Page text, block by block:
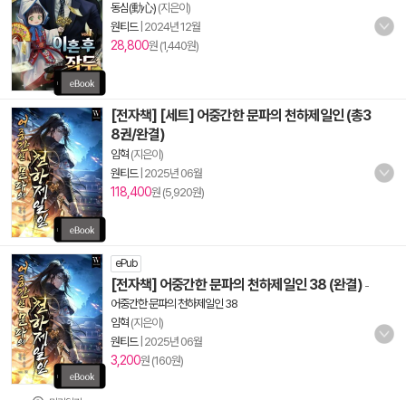
동심(動心) (지은이)
원티드| 2024년 12월
28,800원 (1,440원)
[전자책] [세트] 어중간한 문파의 천하제일인 (총3
8권/완결)
임혁 (지은이)
원티드| 2025년 06월
118,400원 (5,920원)
ePub
[전자책] 어중간한 문파의 천하제일인 38 (완결) -
어중간한 문파의 천하제일인 38
임혁 (지은이)
원티드| 2025년 06월
3,200원 (160원)